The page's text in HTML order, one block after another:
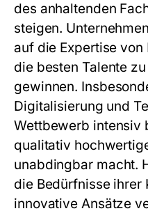
des anhaltenden
steigen.
auf die Expertise
die besten Talente
gewinnen.
Digitalisierung und
Wettbewerb intensiv
qualitativ
unabdingbar macht.
die Bedürfnisse ihrer
innovative Ansätze